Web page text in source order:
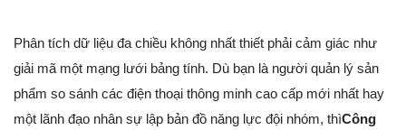
Phân tích dữ liệu đa chiều không nhất thiết phải cảm giác như
giải mã một mạng lưới bảng tính. Dù bạn là người quản lý sản
phẩm so sánh các điện thoại thông minh cao cấp mới nhất hay
một lãnh đạo nhân sự lập bản đồ năng lực đội nhóm, thìCông